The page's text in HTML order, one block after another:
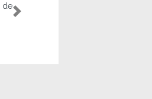
Torre del Mar, Málaga, España
Next